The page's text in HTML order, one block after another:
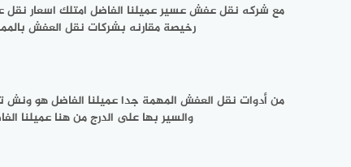
مع شركه نقل عفش عسير عميلنا الفاضل امتلك اسعار
رخيصة مقارنه بشركات نقل العفش
من أدوات نقل العفش المهمة جدا عميلنا الفاضل هو ونش
والسير بها على الدرج من هنا عميلنا